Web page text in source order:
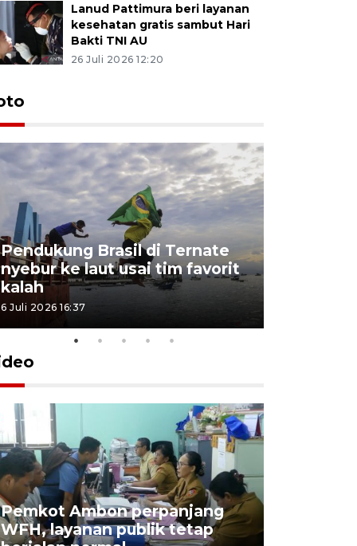
Lanud Pattimura beri layanan
kesehatan gratis sambut Hari
Bakti TNI AU
26 Juli 2026 12:20
Pendukung Brasil di Ternate
nyebur ke laut usai tim favorit
kalah
6 Juli 2026 16:37
Pemkot Ambon perpanjang
WFH, layanan publik tetap